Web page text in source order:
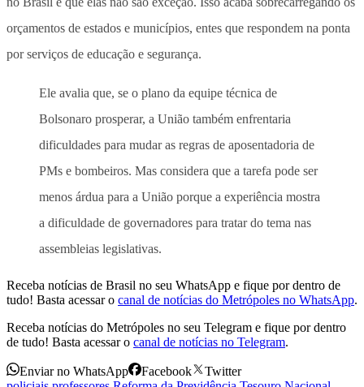
orçamentos de estados e municípios, entes que respondem na ponta
por serviços de educação e segurança.
Ele avalia que, se o plano da equipe técnica de
Bolsonaro prosperar, a União também enfrentaria
dificuldades para mudar as regras de aposentadoria de
PMs e bombeiros. Mas considera que a tarefa pode ser
menos árdua para a União porque a experiência mostra
a dificuldade de governadores para tratar do tema nas
assembleias legislativas.
Receba notícias de Brasil no seu WhatsApp e fique por dentro de
tudo! Basta acessar o canal de notícias do Metrópoles no WhatsApp.
Receba notícias do Metrópoles no seu Telegram e fique por dentro
de tudo! Basta acessar o canal de notícias no Telegram.
Enviar no WhatsApp Facebook
Twitter